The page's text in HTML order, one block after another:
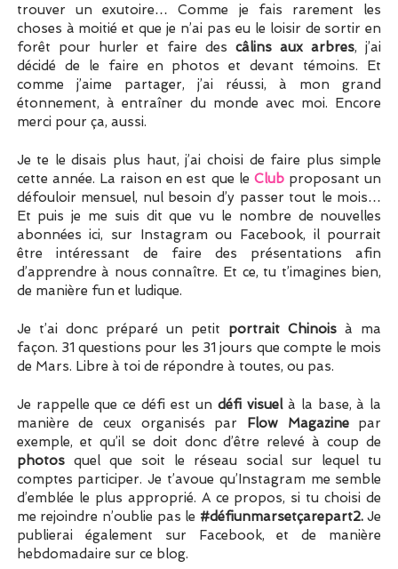
trouver un exutoire… Comme je fais rarement les
choses à moitié et que je n’ai pas eu le loisir de sortir en
forêt pour hurler et faire descâlins aux arbres, j’ai
décidé de le faire en photos et devant témoins. Et
comme j’aime partager, j’ai réussi, à mon grand
étonnement, à entraîner du monde avec moi. Encore
merci pour ça, aussi.
Je te le disais plus haut, j’ai choisi de faire plus simple
cette année. La raison en est que leClub proposant un
défouloir mensuel, nul besoin d’y passer tout le mois…
Et puis je me suis dit que vu le nombre de nouvelles
abonnées ici, sur Instagram ou Facebook, il pourrait
être intéressant de faire des présentations afin
d’apprendre à nous connaître. Et ce, tu t’imagines bien,
de manière fun et ludique.
Je t’ai donc préparé un petit portrait Chinois à ma
façon. 31 questions pour les 31 jours que compte le mois
de Mars. Libre à toi de répondre à toutes, ou pas.
Je rappelle que ce défi est un défi visuelà la base, à la
manière de ceux organisés par
Flow Magazinepar
exemple, et qu’il se doit donc d’être relevé à coup de
photosquel que soit le réseau social sur lequel tu
comptes participer. Je t’avoue qu’Instagram me semble
d’emblée le plus approprié. A ce propos, si tu choisi de
me rejoindre n’oublie pas le #défiunmarsetçarepart2.Je
publierai également sur Facebook, et de manière
hebdomadaire sur ce blog.